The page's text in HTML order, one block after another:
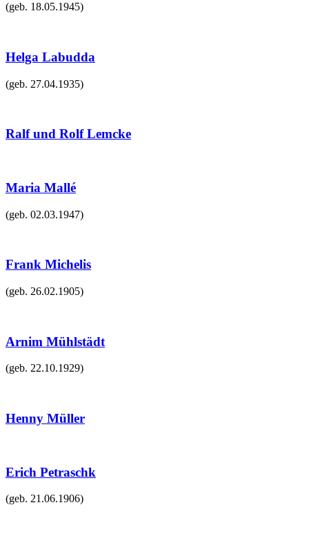
(geb. 18.05.1945)
Helga Labudda
(geb. 27.04.1935)
Ralf und Rolf Lemcke
Maria Mallé
(geb. 02.03.1947)
Frank Michelis
(geb. 26.02.1905)
Arnim Mühlstädt
(geb. 22.10.1929)
Henny Müller
Erich Petraschk
(geb. 21.06.1906)